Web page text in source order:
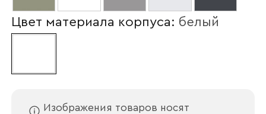
Цвет материала корпуса: белый
Изображения товаров носят